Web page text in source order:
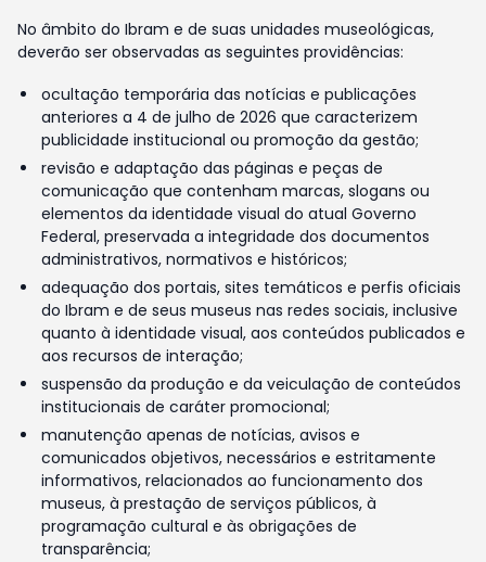
No âmbito do Ibram e de suas unidades museológicas,
deverão ser observadas as seguintes providências:
ocultação temporária das notícias e publicações
anteriores a 4 de julho de 2026 que caracterizem
publicidade institucional ou promoção da gestão;
revisão e adaptação das páginas e peças de
comunicação que contenham marcas, slogans ou
elementos da identidade visual do atual Governo
Federal, preservada a integridade dos documentos
administrativos, normativos e históricos;
adequação dos portais, sites temáticos e perfis oficiais
do Ibram e de seus museus nas redes sociais, inclusive
quanto à identidade visual, aos conteúdos publicados e
aos recursos de interação;
suspensão da produção e da veiculação de conteúdos
institucionais de caráter promocional;
manutenção apenas de notícias, avisos e
comunicados objetivos, necessários e estritamente
informativos, relacionados ao funcionamento dos
museus, à prestação de serviços públicos, à
programação cultural e às obrigações de
transparência;